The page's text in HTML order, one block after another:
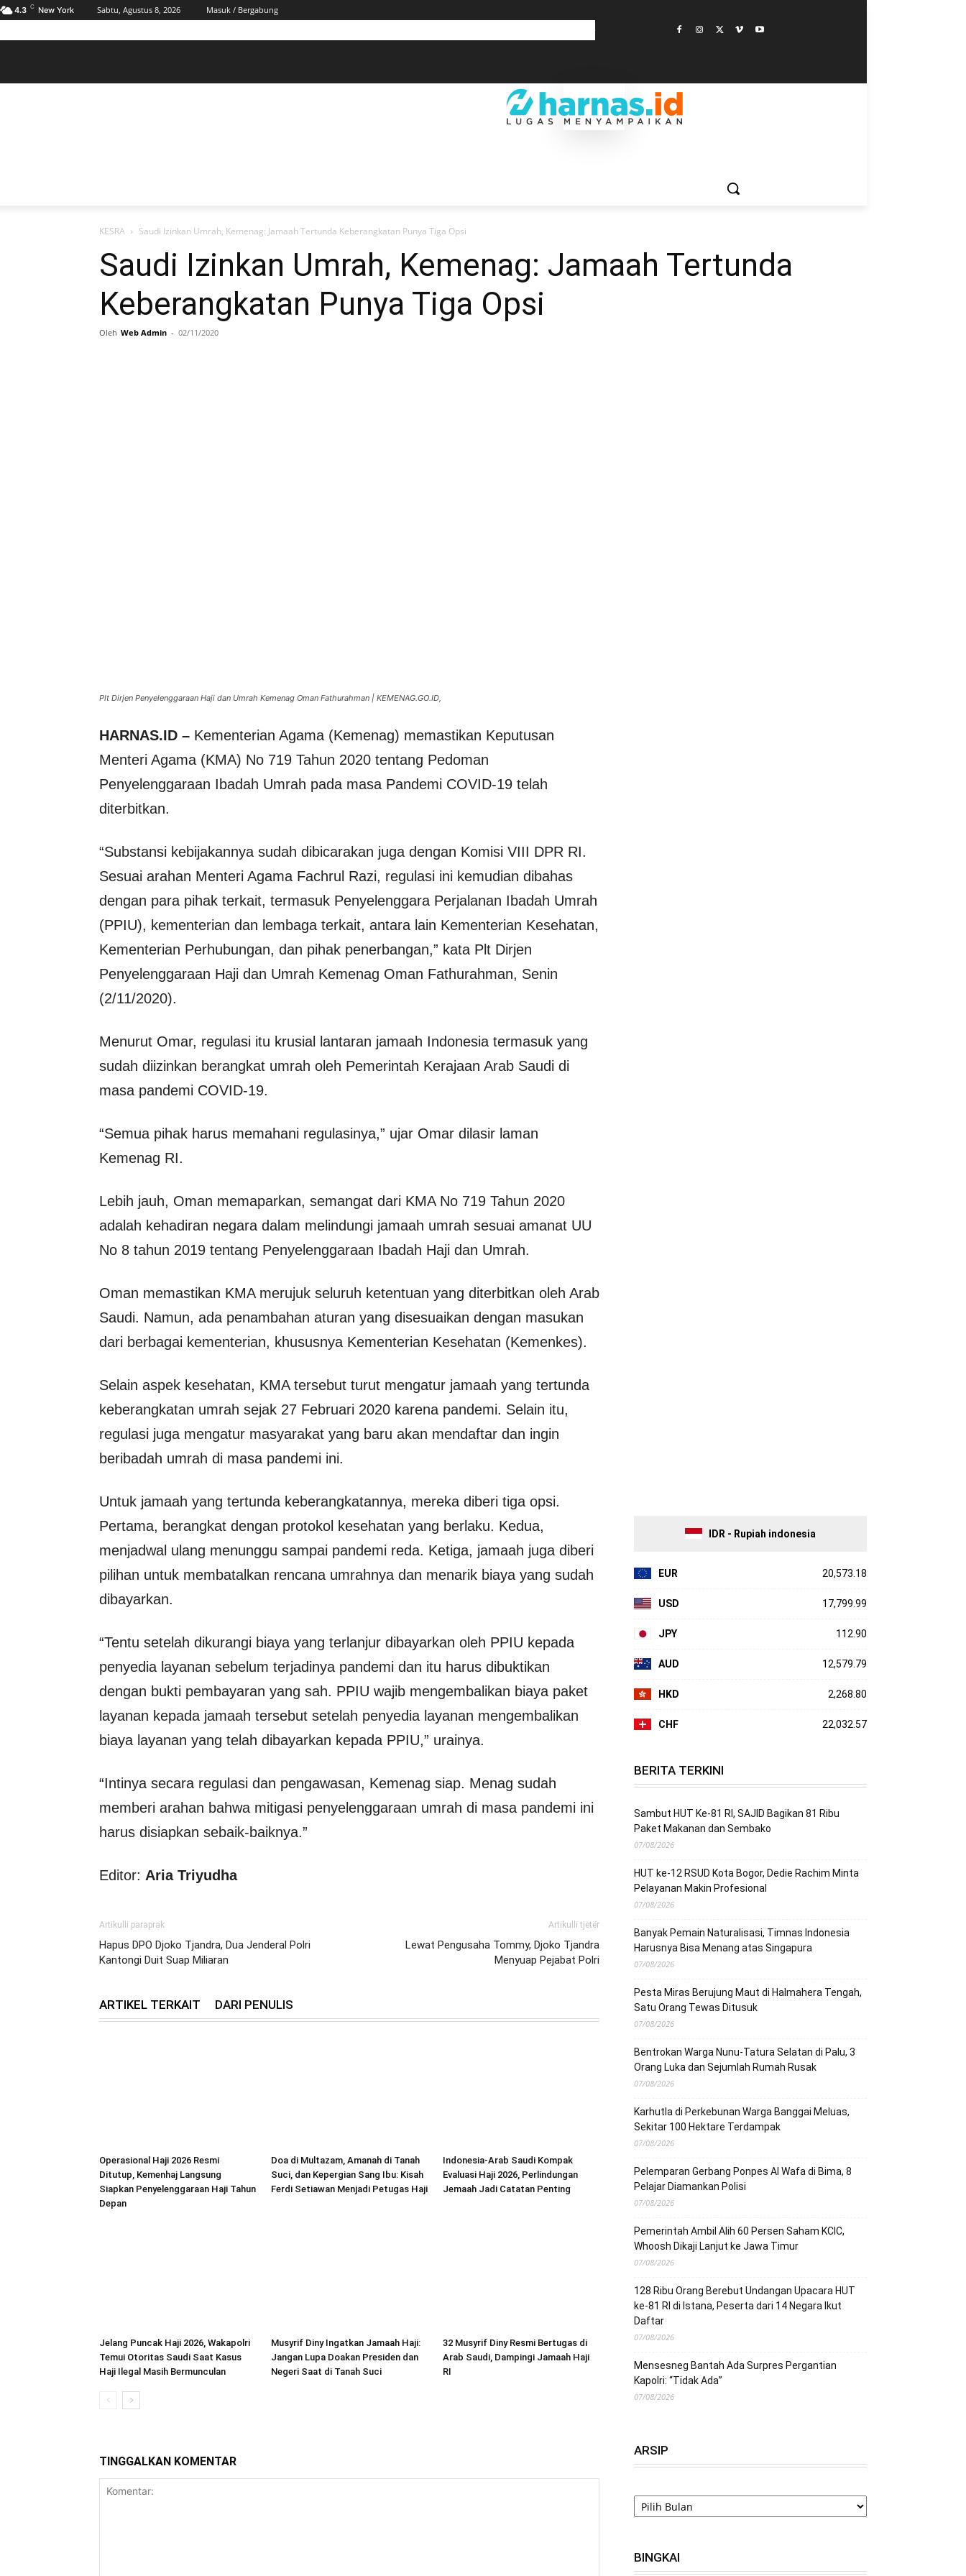
4.3 C New York Sabtu, Agustus 8, 2026
Masuk / Bergabung
KESRA Saudi Izinkan Umrah, Kemenag: Jamaah Tertunda Keberangkatan Punya Tiga Opsi
Saudi Izinkan Umrah, Kemenag: Jamaah Tertunda
Keberangkatan Punya Tiga Opsi
Oleh Web Admin - 02/11/2020
Plt Dirjen Penyelenggaraan Haji dan Umrah Kemenag Oman Fathurahman | KEMENAG.GO.ID,
HARNAS.ID – Kementerian Agama (Kemenag) memastikan Keputusan
Menteri Agama (KMA) No 719 Tahun 2020 tentang Pedoman
Penyelenggaraan Ibadah Umrah pada masa Pandemi COVID-19 telah
diterbitkan.
“Substansi kebijakannya sudah dibicarakan juga dengan Komisi VIII DPR RI.
Sesuai arahan Menteri Agama Fachrul Razi, regulasi ini kemudian dibahas
dengan para pihak terkait, termasuk Penyelenggara Perjalanan Ibadah Umrah
(PPIU), kementerian dan lembaga terkait, antara lain Kementerian Kesehatan,
Kementerian Perhubungan, dan pihak penerbangan,” kata Plt Dirjen
Penyelenggaraan Haji dan Umrah Kemenag Oman Fathurahman, Senin
(2/11/2020).
Menurut Omar, regulasi itu krusial lantaran jamaah Indonesia termasuk yang
sudah diizinkan berangkat umrah oleh Pemerintah Kerajaan Arab Saudi di
masa pandemi COVID-19.
“Semua pihak harus memahani regulasinya,” ujar Omar dilasir laman
Kemenag RI.
Lebih jauh, Oman memaparkan, semangat dari KMA No 719 Tahun 2020
adalah kehadiran negara dalam melindungi jamaah umrah sesuai amanat UU
No 8 tahun 2019 tentang Penyelenggaraan Ibadah Haji dan Umrah.
Oman memastikan KMA merujuk seluruh ketentuan yang diterbitkan oleh Arab
Saudi. Namun, ada penambahan aturan yang disesuaikan dengan masukan
dari berbagai kementerian, khususnya Kementerian Kesehatan (Kemenkes).
Selain aspek kesehatan, KMA tersebut turut mengatur jamaah yang tertunda
keberangkatan umrah sejak 27 Februari 2020 karena pandemi. Selain itu,
regulasi juga mengatur masyarakat yang baru akan mendaftar dan ingin
beribadah umrah di masa pandemi ini.
Untuk jamaah yang tertunda keberangkatannya, mereka diberi tiga opsi.
Pertama, berangkat dengan protokol kesehatan yang berlaku. Kedua,
menjadwal ulang menunggu sampai pandemi reda. Ketiga, jamaah juga diberi
pilihan untuk membatalkan rencana umrahnya dan menarik biaya yang sudah
dibayarkan.
“Tentu setelah dikurangi biaya yang terlanjur dibayarkan oleh PPIU kepada
penyedia layanan sebelum terjadinya pandemi dan itu harus dibuktikan
dengan bukti pembayaran yang sah. PPIU wajib mengembalikan biaya paket
layanan kepada jamaah tersebut setelah penyedia layanan mengembalikan
biaya layanan yang telah dibayarkan kepada PPIU,” urainya.
“Intinya secara regulasi dan pengawasan, Kemenag siap. Menag sudah
memberi arahan bahwa mitigasi penyelenggaraan umrah di masa pandemi ini
harus disiapkan sebaik-baiknya.”
Editor: Aria Triyudha
Artikulli paraprak
Hapus DPO Djoko Tjandra, Dua Jenderal Polri
Kantongi Duit Suap Miliaran
Artikulli tjetër
Lewat Pengusaha Tommy, Djoko Tjandra
Menyuap Pejabat Polri
ARTIKEL TERKAIT DARI PENULIS
Operasional Haji 2026 Resmi
Ditutup, Kemenhaj Langsung
Siapkan Penyelenggaraan Haji Tahun
Depan
Doa di Multazam, Amanah di Tanah
Suci, dan Kepergian Sang Ibu: Kisah
Ferdi Setiawan Menjadi Petugas Haji
Indonesia-Arab Saudi Kompak
Evaluasi Haji 2026, Perlindungan
Jemaah Jadi Catatan Penting
Jelang Puncak Haji 2026, Wakapolri
Temui Otoritas Saudi Saat Kasus
Haji Ilegal Masih Bermunculan
Musyrif Diny Ingatkan Jamaah Haji:
Jangan Lupa Doakan Presiden dan
Negeri Saat di Tanah Suci
32 Musyrif Diny Resmi Bertugas di
Arab Saudi, Dampingi Jamaah Haji
RI
TINGGALKAN KOMENTAR
IDR - Rupiah indonesia
EUR 20,573.18
USD 17,799.99
JPY 112.90
AUD 12,579.79
HKD 2,268.80
CHF 22,032.57
BERITA TERKINI
Sambut HUT Ke-81 RI, SAJID Bagikan 81 Ribu
Paket Makanan dan Sembako
07/08/2026
HUT ke-12 RSUD Kota Bogor, Dedie Rachim Minta
Pelayanan Makin Profesional
07/08/2026
Banyak Pemain Naturalisasi, Timnas Indonesia
Harusnya Bisa Menang atas Singapura
07/08/2026
Pesta Miras Berujung Maut di Halmahera Tengah,
Satu Orang Tewas Ditusuk
07/08/2026
Bentrokan Warga Nunu-Tatura Selatan di Palu, 3
Orang Luka dan Sejumlah Rumah Rusak
07/08/2026
Karhutla di Perkebunan Warga Banggai Meluas,
Sekitar 100 Hektare Terdampak
07/08/2026
Pelemparan Gerbang Ponpes Al Wafa di Bima, 8
Pelajar Diamankan Polisi
07/08/2026
Pemerintah Ambil Alih 60 Persen Saham KCIC,
Whoosh Dikaji Lanjut ke Jawa Timur
07/08/2026
128 Ribu Orang Berebut Undangan Upacara HUT
ke-81 RI di Istana, Peserta dari 14 Negara Ikut
Daftar
07/08/2026
Mensesneg Bantah Ada Surpres Pergantian
Kapolri: “Tidak Ada”
07/08/2026
ARSIP
ARSIP
BINGKAI